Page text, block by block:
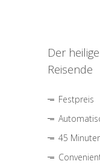
Der
Reisende
Festpreis
45